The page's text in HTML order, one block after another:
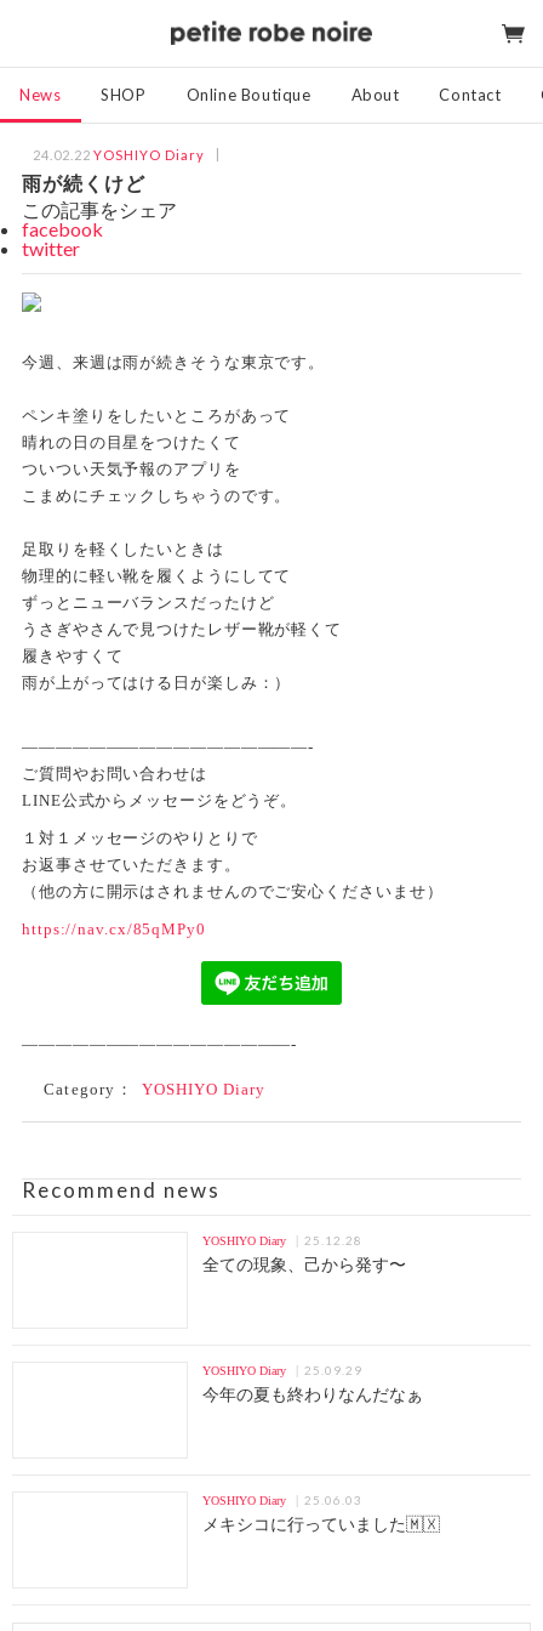
News SHOP Online Boutique About Contact
24.02.22 YOSHIYO Diary
雨が続くけど
この記事をシェア
facebook
twitter
今週、来週は雨が続きそうな東京です。
ペンキ塗りをしたいところがあって
晴れの日の目星をつけたくて
ついつい天気予報のアプリを
こまめにチェックしちゃうのです。
足取りを軽くしたいときは
物理的に軽い靴を履くようにしてて
ずっとニューバランスだったけど
うさぎやさんで見つけたレザー靴が軽くて
履きやすくて
雨が上がってはける日が楽しみ：）
—————————————————-
ご質問やお問い合わせは
LINE公式からメッセージをどうぞ。
１対１メッセージのやりとりで
お返事させていただきます。
（他の方に開示はされませんのでご安心くださいませ）
https://nav.cx/85qMPy0
————————————————-
Category： YOSHIYO Diary
Recommend news
YOSHIYO Diary 25.12.28
全ての現象、己から発す〜
YOSHIYO Diary 25.09.29
今年の夏も終わりなんだなぁ
YOSHIYO Diary 25.06.03
メキシコに行っていました🇲🇽